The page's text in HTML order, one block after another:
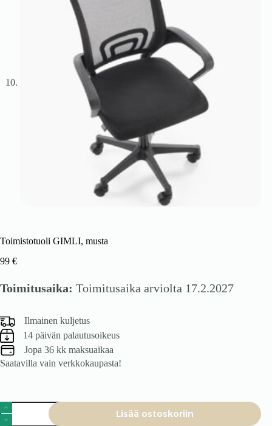
Toimistotuoli GIMLI, musta
99 €
Toimitusaika: Toimitusaika arviolta 17.2.2027
Ilmainen kuljetus
14 päivän palautusoikeus
Jopa 36 kk maksuaikaa
Saatavilla vain verkkokaupasta!
Toimistotuoli
GIMLI,
Lisää ostoskoriin